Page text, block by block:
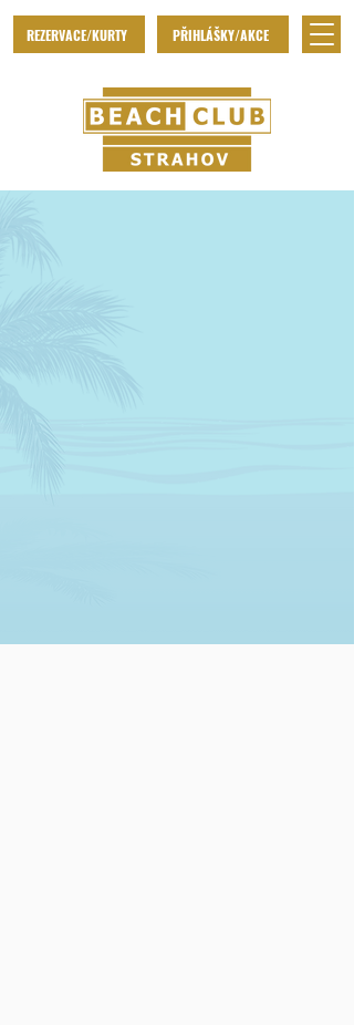
REZERVACE/KURTY PŘIHLÁŠKY/AKCE